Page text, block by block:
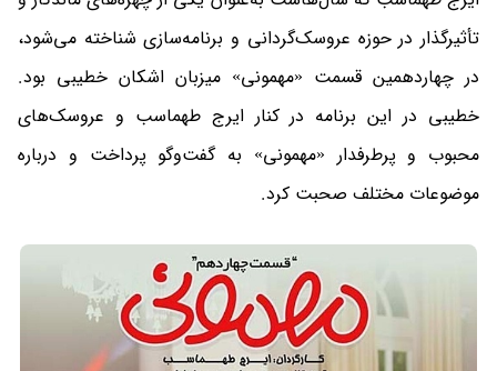
تأثیرگذار در حوزه عروسک‌گردانی و برنامه‌سازی شناخته می‌شود،
در چهاردهمین قسمت «مهمونی» میزبان اشکان خطیبی بود.
خطیبی در این برنامه در کنار ایرج طهماسب و عروسک‌های
محبوب و پرطرفدار «مهمونی» به گفت‌وگو پرداخت و درباره
موضوعات مختلف صحبت کرد.